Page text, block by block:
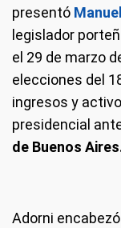
presentó
legislador
el 29 de marzo
elecciones del
ingresos y
presidencial
de Buenos
Adorni